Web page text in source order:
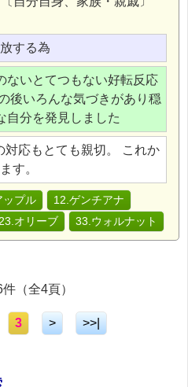
する為
ないとてつもない好転反応
後いろんな気づきがあり穏
自分を発見しました
対応もとても親切。 これか
す。
ップル
12.ゲンチアナ
23.オリーブ 33.ウォルナット
（全4頁）
3 > >>|